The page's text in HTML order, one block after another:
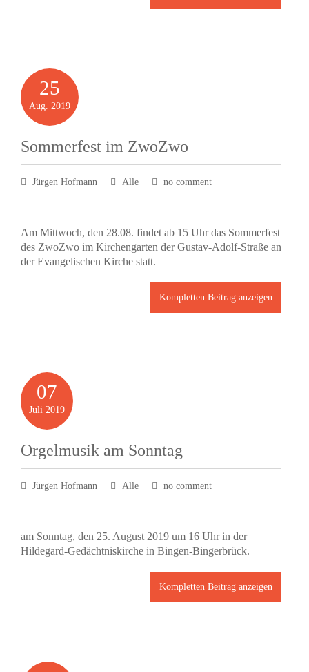
25
Aug. 2019
Sommerfest im ZwoZwo
Jürgen Hofmann Alle no comment
Am Mittwoch, den 28.08. findet ab 15 Uhr das Sommerfest
des ZwoZwo im Kirchengarten der Gustav-Adolf-Straße an
der Evangelischen Kirche statt.
Kompletten Beitrag anzeigen
07
Juli 2019
Orgelmusik am Sonntag
Jürgen Hofmann Alle no comment
am Sonntag, den 25. August 2019 um 16 Uhr in der
Hildegard-Gedächtniskirche in Bingen-Bingerbrück.
Kompletten Beitrag anzeigen